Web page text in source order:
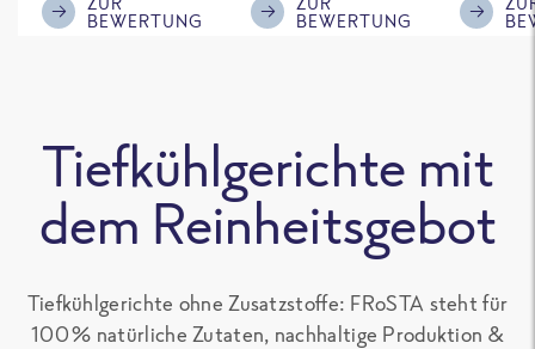
ist!
BEWERTUNG BEWERTUNG
'großen
Paprika
gern.
Tiefkühlgerichte mit
dem Reinheitsgebot
Tiefkühlgerichte ohne Zusatzstoffe: FRoSTA steht für
100 % natürliche Zutaten, nachhaltige Produktion &